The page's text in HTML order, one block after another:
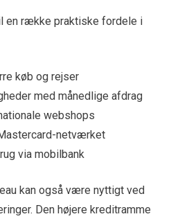
en række praktiske fordele i
køb og rejser
med månedlige afdrag
webshops
netværket
via mobilbank
kan også være nyttigt ved
Den højere kreditramme